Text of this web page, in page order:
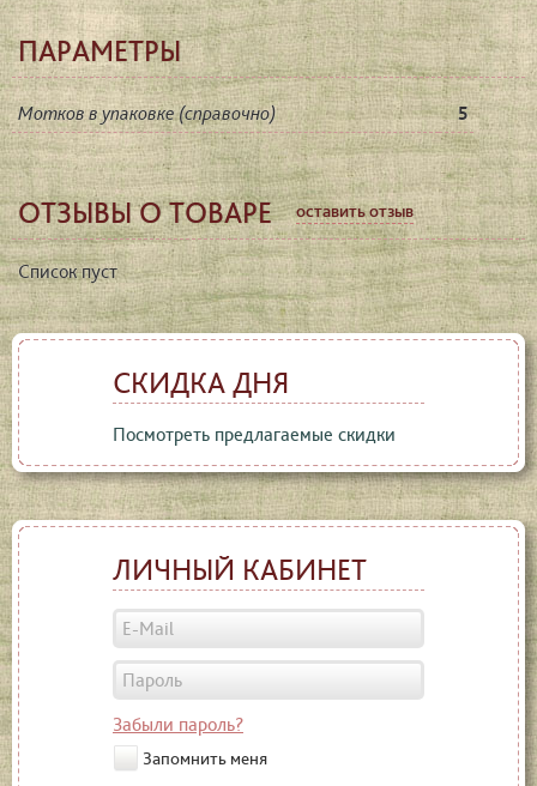
ПАРАМЕТРЫ
Мотков в упаковке (справочно) 5
ОТЗЫВЫ О ТОВАРЕ оставить отзыв
Список пуст
СКИДКА ДНЯ
Посмотреть предлагаемые скидки
ЛИЧНЫЙ КАБИНЕТ
Забыли пароль?
Запомнить меня